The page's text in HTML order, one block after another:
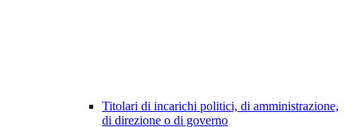
Titolari di incarichi politici, di amministrazione,
di direzione o di governo